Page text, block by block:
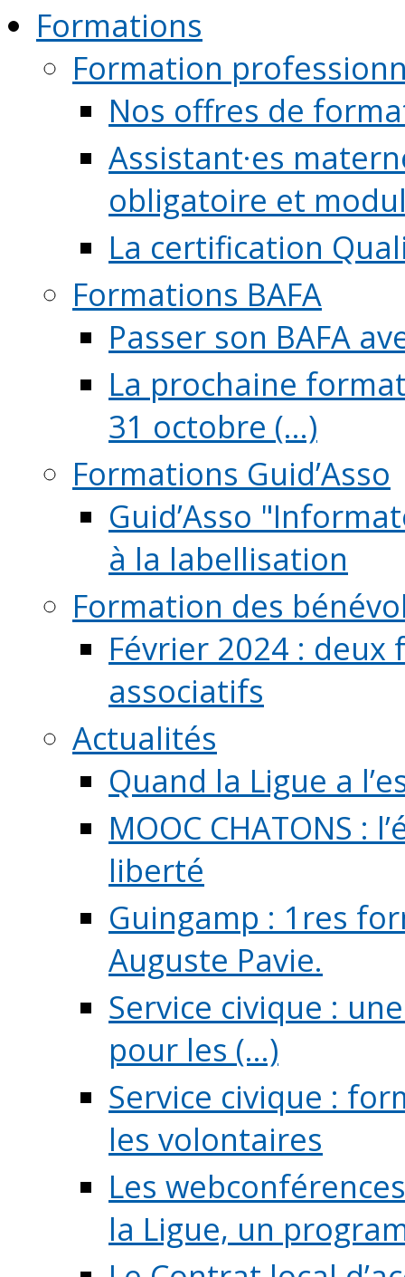
Formations
Formation
Nos offres de
Assistant·es
obligatoire et
La certification
Formations BAFA
Passer son BAFA
La prochaine
31 octobre (...)
Formations Guid’Asso
Guid’Asso
à la labellisation
Formation des
Février 2024 :
associatifs
Actualités
Quand la Ligue a
MOOC CHATONS
liberté
Guingamp : 1res
Auguste Pavie.
Service civique :
pour les (...)
Service civique :
les volontaires
Les
la Ligue, un